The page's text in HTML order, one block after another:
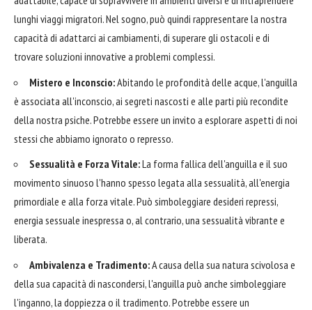
lunghi viaggi migratori. Nel sogno, può quindi rappresentare la nostra
capacità di adattarci ai cambiamenti, di superare gli ostacoli e di
trovare soluzioni innovative a problemi complessi.
Mistero e Inconscio:Abitando le profondità delle acque, l'anguilla
è associata all'inconscio, ai segreti nascosti e alle parti più recondite
della nostra psiche. Potrebbe essere un invito a esplorare aspetti di noi
stessi che abbiamo ignorato o represso.
Sessualità e Forza Vitale:La forma fallica dell'anguilla e il suo
movimento sinuoso l'hanno spesso legata alla sessualità, all'energia
primordiale e alla forza vitale. Può simboleggiare desideri repressi,
energia sessuale inespressa o, al contrario, una sessualità vibrante e
liberata.
Ambivalenza e Tradimento:A causa della sua natura scivolosa e
della sua capacità di nascondersi, l'anguilla può anche simboleggiare
l'inganno, la doppiezza o il tradimento. Potrebbe essere un